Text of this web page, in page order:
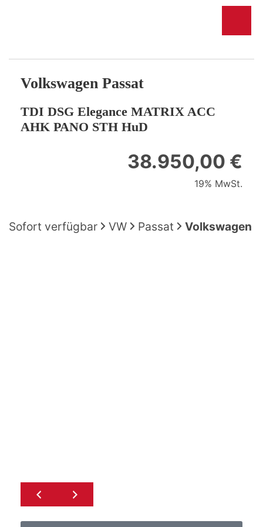
Volkswagen Passat
TDI DSG Elegance MATRIX ACC
AHK PANO STH HuD
38.950,00 €
19% MwSt.
Sofort verfügbar VW Passat Volkswagen